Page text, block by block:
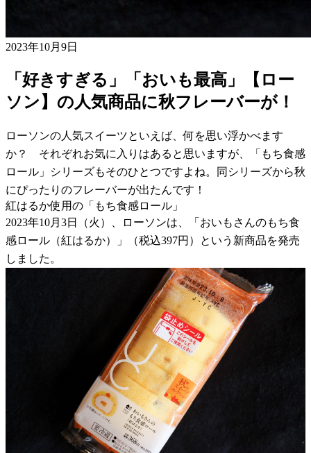
2023年10月9日
「好きすぎる」「おいも最高」【ロー
ソン】の人気商品に秋フレーバーが！
ローソンの人気スイーツといえば、何を思い浮かべます
か？ それぞれお気に入りはあると思いますが、「もち食感
ロール」シリーズもそのひとつですよね。同シリーズから秋
にぴったりのフレーバーが出たんです！
紅はるか使用の「もち食感ロール」
2023年10月3日（火）、ローソンは、「おいもさんのもち食
感ロール（紅はるか）」（税込397円）という新商品を発売
しました。